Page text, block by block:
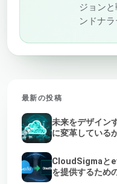
ジョン
ンドナ
最新の投稿
未来をデザイン
に変革している
CloudSigmaと
を提供するため